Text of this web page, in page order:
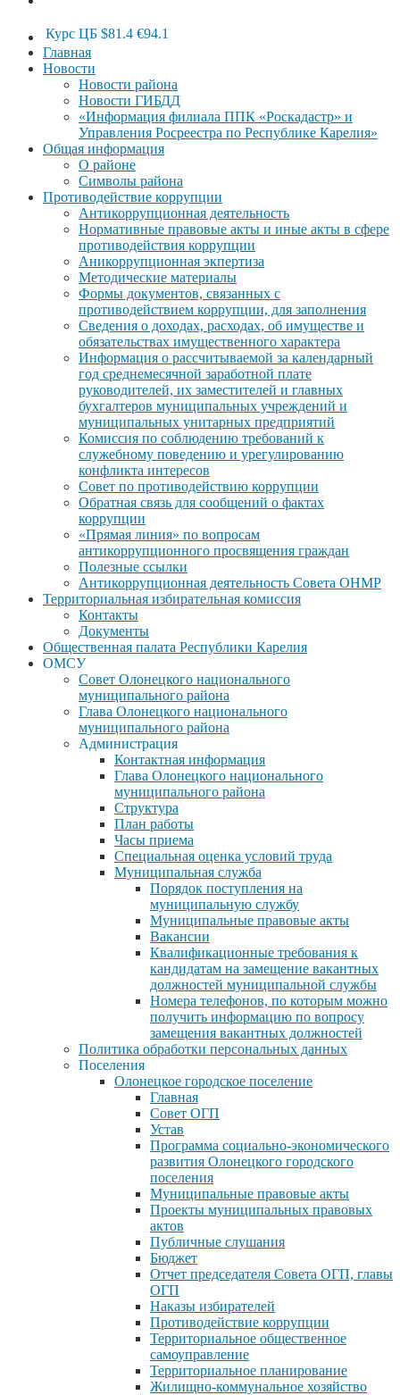
Курс ЦБ $81.4 €94.1
Главная
Новости
Новости района
Новости ГИБДД
«Информация филиала ППК «Роскадастр» и
Управления Росреестра по Республике Карелия»
Общая информация
О районе
Символы района
Противодействие коррупции
Антикоррупционная деятельность
Нормативные правовые акты и иные акты в сфере
противодействия коррупции
Аникоррупционная экпертиза
Методические материалы
Формы документов, связанных с
противодействием коррупции, для заполнения
Сведения о доходах, расходах, об имуществе и
обязательствах имущественного характера
Информация о рассчитываемой за календарный
год среднемесячной заработной плате
руководителей, их заместителей и главных
бухгалтеров муниципальных учреждений и
муниципальных унитарных предприятий
Комиссия по соблюдению требований к
служебному поведению и урегулированию
конфликта интересов
Совет по противодействию коррупции
Обратная связь для сообщений о фактах
коррупции
«Прямая линия» по вопросам
антикоррупционного просвящения граждан
Полезные ссылки
Антикоррупционная деятельность Совета ОНМР
Территориальная избирательная комиссия
Контакты
Документы
Общественная палата Республики Карелия
ОМСУ
Совет Олонецкого национального
муниципального района
Глава Олонецкого национального
муниципального района
Администрация
Контактная информация
Глава Олонецкого национального
муниципального района
Структура
План работы
Часы приема
Специальная оценка условий труда
Муниципальная служба
Порядок поступления на
муниципальную службу
Муниципальные правовые акты
Вакансии
Квалификационные требования к
кандидатам на замещение вакантных
должностей муниципальной службы
Номера телефонов, по которым можно
получить информацию по вопросу
замещения вакантных должностей
Политика обработки персональных данных
Поселения
Олонецкое городское поселение
Главная
Совет ОГП
Устав
Программа социально-экономического
развития Олонецкого городского
поселения
Муниципальные правовые акты
Проекты муниципальных правовых
актов
Публичные слушания
Бюджет
Отчет председателя Совета ОГП, главы
ОГП
Наказы избирателей
Противодействие коррупции
Территориальное общественное
самоуправление
Территориальное планирование
Жилищно-коммунальное хозяйство